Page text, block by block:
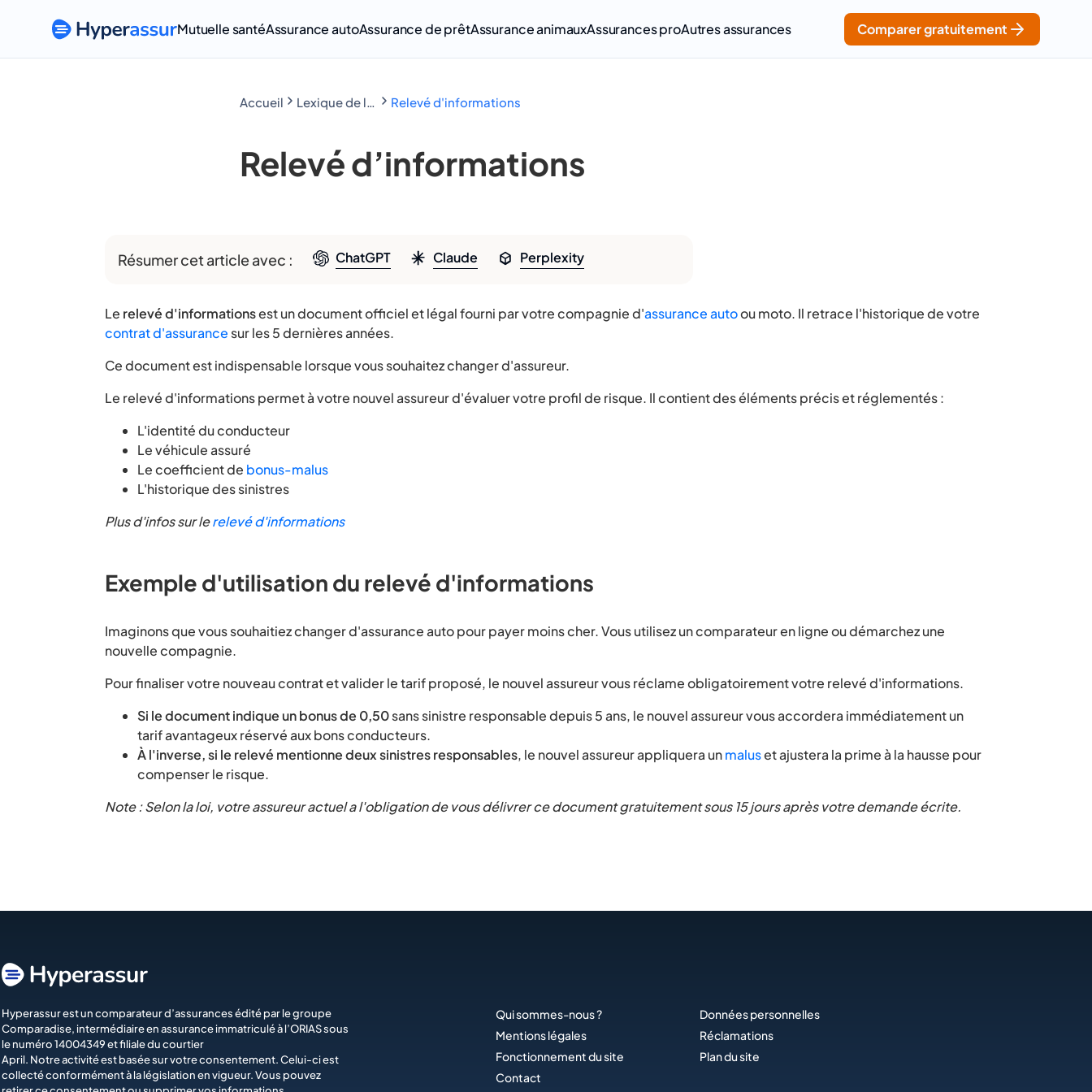
Mutuelle santéAssurance autoAssurance de prêtAssurance animauxAssurances proAutres assurances Comparer gratuitement
Accueil Relevé d'informations
Relevé d’informations
Résumer cet article avec : ChatGPT Claude Perplexity
Le relevé d'informationsest un document officiel et légal fourni par votre compagnie d'assurance autoou moto. Il retrace l'historique de votre
contrat d'assurance sur les 5 dernières années.
Ce document est indispensable lorsque vous souhaitez changer d'assureur.
Le relevé d'informations permet à votre nouvel assureur d'évaluer votre profil de risque. Il contient des éléments précis et réglementés :
L'identité du conducteur
Le véhicule assuré
Le coefficient de bonus-malus
L'historique des sinistres
Plus d'infos sur lerelevé d'informations
Exemple d'utilisation du relevé d'informations
Imaginons que vous souhaitiez changer d'assurance auto pour payer moins cher. Vous utilisez un comparateur en ligne ou démarchez une
nouvelle compagnie.
Pour finaliser votre nouveau contrat et valider le tarif proposé, le nouvel assureur vous réclame obligatoirement votre relevé d'informations.
Si le document indique un bonus de 0,50sans sinistre responsable depuis 5 ans, le nouvel assureur vous accordera immédiatement un
tarif avantageux réservé aux bons conducteurs.
À l'inverse, si le relevé mentionne deux sinistres responsables, le nouvel assureur appliquera unmaluset ajustera la prime à la hausse pour
compenser le risque.
Note : Selon la loi, votre assureur actuel a l'obligation de vous délivrer ce document gratuitement sous 15 jours après votre demande écrite.
Hyperassur est un comparateur d’assurances édité par le groupe
Comparadise, intermédiaire en assurance immatriculé à l’ORIAS sous
le numéro 14004349 et filiale du courtier
April. Notre activité est basée sur votre consentement. Celui-ci est
collecté conformément à la législation en vigueur. Vous pouvez
Qui sommes-nous ?
Mentions légales
Fonctionnement du site
Contact
Données personnelles
Réclamations
Plan du site